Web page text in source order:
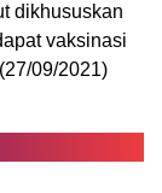
dikhususkan
vaksinasi
09/2021)